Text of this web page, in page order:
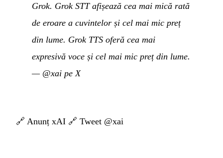
Grok. Grok STT afișează cea mai mică rată
de eroare a cuvintelor și cel mai mic preț
din lume. Grok TTS oferă cea mai
expresivă voce și cel mai mic preț din lume.
— @xai pe X
🔗 Anunț xAI 🔗 Tweet @xai